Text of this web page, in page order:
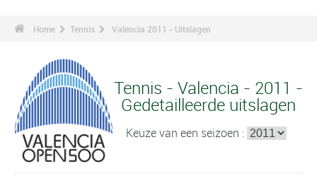
Home Tennis Valencia 2011 - Uitslagen
Tennis - Valencia - 2011 -
Gedetailleerde uitslagen
Keuze van een seizoen :